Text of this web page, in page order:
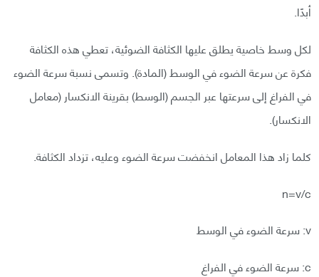
أبدًا.
لكل وسط خاصية يطلق عليها الكثافة الضوئية، تعطي هذه الكثافة
فكرة عن سرعة الضوء في الوسط (المادة). وتسمى نسبة سرعة الضوء
في الفراغ إلى سرعتها عبر الجسم (الوسط) بقرينة الانكسار (معامل
الانكسار).
كلما زاد هذا المعامل انخفضت سرعة الضوء وعليه، تزداد الكثافة.
n=v/c
v: سرعة الضوء في الوسط
c: سرعة الضوء في الفراغ